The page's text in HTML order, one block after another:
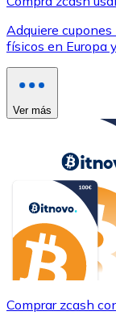
Adquiere
físicos en Europa
Ver más
Comprar zcash